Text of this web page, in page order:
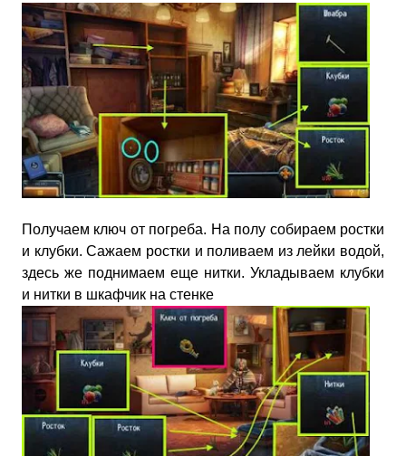
Получаем ключ от погреба. На полу собираем ростки
и клубки. Сажаем ростки и поливаем из лейки водой,
здесь же поднимаем еще нитки. Укладываем клубки
и нитки в шкафчик на стенке